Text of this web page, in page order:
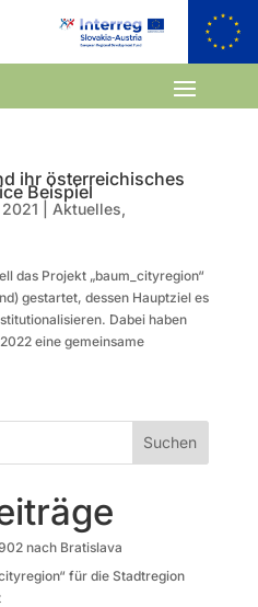
ihr österreichisches
Beispiel
Aktuelles,
das Projekt „baum_cityregion“
gestartet, dessen Hauptziel es
Dabei haben
eine gemeinsame
nach Bratislava
für die Stadtregion